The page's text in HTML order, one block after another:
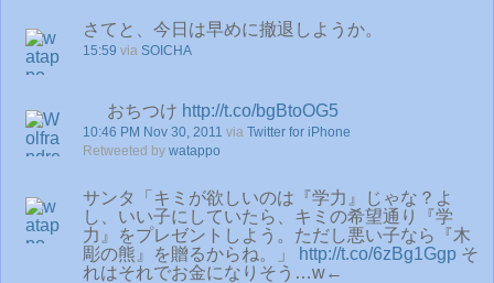
さてと、今日は早めに撤退しようか。
15:59 via SOICHA
おちつけ http://t.co/bgBtoOG5
10:46 PM Nov 30, 2011 via Twitter for iPhone
Retweeted by watappo
サンタ「キミが欲しいのは『学力』じゃな？よ
し、いい子にしていたら、キミの希望通り『学
力』をプレゼントしよう。ただし悪い子なら『木
彫の熊』を贈るからね。」
http://t.co/6zBg1Ggp そ
れはそれでお金になりそう…w←